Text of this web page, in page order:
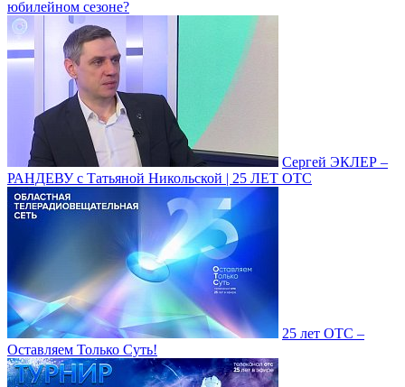
юбилейном сезоне?
Сергей ЭКЛЕР –
РАНДЕВУ с Татьяной Никольской | 25 ЛЕТ ОТС
25 лет ОТС –
Оставляем Только Суть!